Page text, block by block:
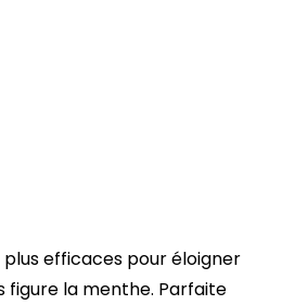
efficaces pour éloigner
figure la menthe. Parfaite